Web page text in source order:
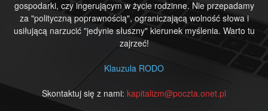
gospodarki, czy ingerującym w życie rodzinne. Nie przepadamy
za "polityczną poprawnością", ograniczającą wolność słowa i
usiłującą narzucić "jedynie słuszny" kierunek myślenia. Warto tu
zajrzeć!
Klauzula RODO
Skontaktuj się z nami: kapitalizm@poczta.onet.pl